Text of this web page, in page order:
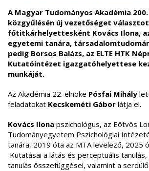
A Magyar Tudományos Akadémia
közgyűlésén új vezetőséget
főtitkárhelyettesként Kovács Ilona, az
egyetemi tanára,
pedig Borsos Balázs, az ELTE HTK
Kutatóintézet igazgatóhelyettese
munkáját.
Az Akadémia 22. elnöke Pósfai Mihály
feladatokat Kecskeméti Gábor látja el.
Kovács Ilona pszichológus, az Eötvös
Tudományegyetem Pszichológiai
tanára, 2019 óta az MTA levelező, 2025
Kutatásai a látás és perceptuális tanulás,
tanulás összefüggései, valamint a